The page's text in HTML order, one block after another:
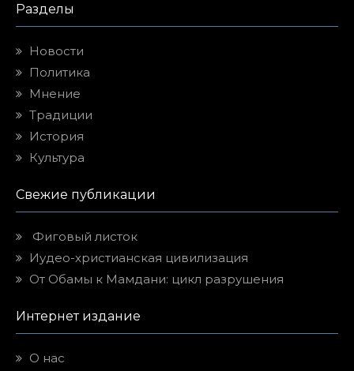
Разделы
Новости
Политика
Мнение
Традиции
История
Культура
Свежие публикации
Фиговый листок
Иудео-христианская цивилизация
От Обамы к Мамдани: цикл разрушения
Интернет издание
О нас